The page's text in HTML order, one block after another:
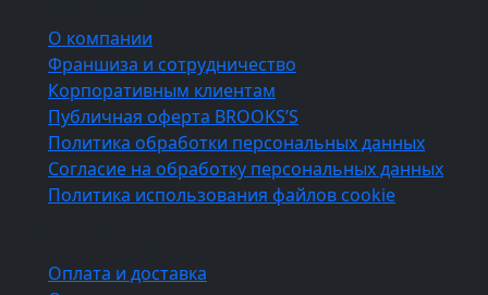
О компании
Франшиза и сотрудничество
Корпоративным клиентам
Публичная оферта BROOKS’S
Политика обработки персональных данных
Согласие на обработку персональных данных
Политика использования файлов cookie
Оплата и доставка